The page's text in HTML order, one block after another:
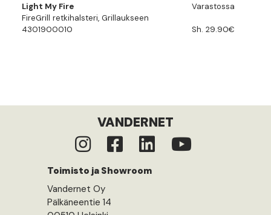
Light My Fire
Varastossa
FireGrill retkihalsteri, Grillaukseen
4301900010
Sh. 29.90€
VANDERNET
Toimisto ja Showroom
Vandernet Oy
Pälkäneentie 14